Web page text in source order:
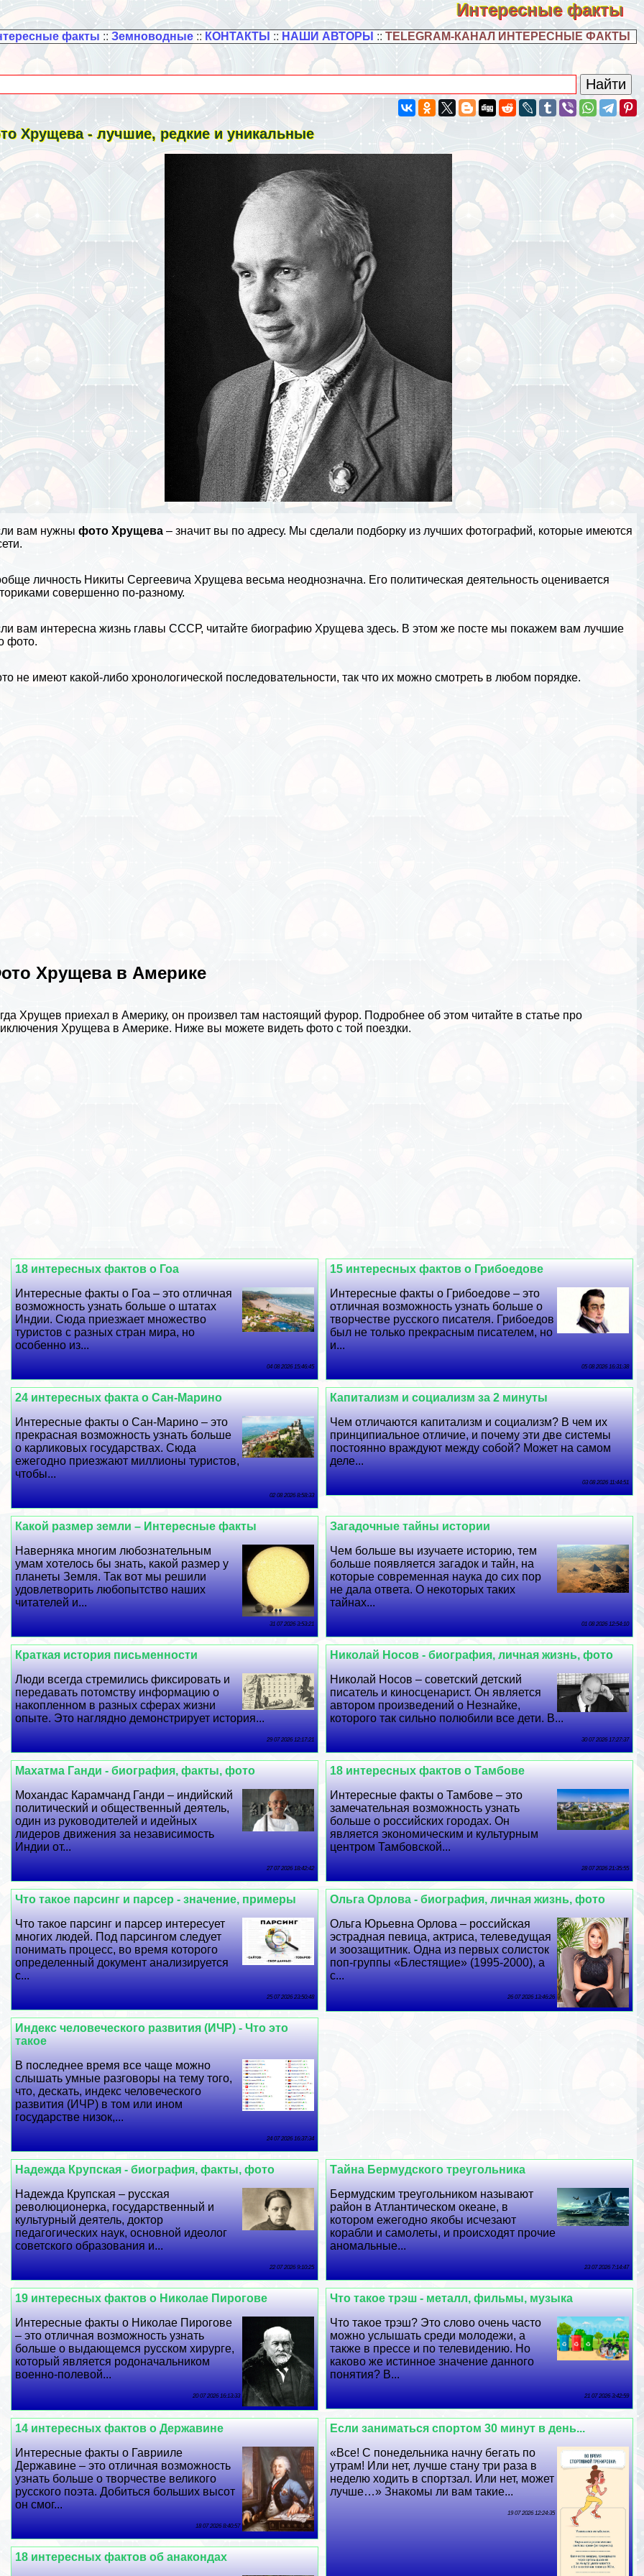
Интересные факты
факты :: Земноводные:: КОНТАКТЫ :: НАШИ АВТОРЫ :: TELEGRAM-КАНАЛ ИНТЕРЕСНЫЕ ФАКТЫ
Хрущева - лучшие, редкие и уникальные
вам нужныфото Хрущева – значит вы по адресу. Мы сделали подборку из лучших фотографий, которые имеются
личность Никиты Сергеевича Хрущева весьма неоднозначна. Его политическая деятельность оценивается
совершенно по-разному.
вам интересна жизнь главы СССР, читайте биографию Хрущева здесь. В этом же посте мы покажем вам лучшие
фото.
не имеют какой-либо хронологической последовательности, так что их можно смотреть в любом порядке.
Хрущева в Америке
Хрущев приехал в Америку, он произвел там настоящий фурор. Подробнее об этом читайте в статье про
Хрущева в Америке. Ниже вы можете видеть фото с той поездки.
15 интересных фактов о Грибоедове
Интересные факты о Грибоедове – это
отличная возможность узнать больше о
творчестве русского писателя. Грибоедов
был не только прекрасным писателем, но
и...
05 08 2026 16:31:38
18 интересных фактов о Гоа
Интересные факты о Гоа – это отличная
возможность узнать больше о штатах
Индии. Сюда приезжает множество
туристов с разных стран мира, но
особенно из...
04 08 2026 15:46:45
Капитализм и социализм за 2 минуты
Чем отличаются капитализм и социализм? В чем их
принципиальное отличие, и почему эти две системы
постоянно враждуют между собой? Может на самом
деле...
03 08 2026 11:44:51
24 интересных факта о Сан-Марино
Интересные факты о Сан-Марино – это
прекрасная возможность узнать больше
о карликовых государствах. Сюда
ежегодно приезжают миллионы туристов,
чтобы...
02 08 2026 8:58:33
Загадочные тайны истории
Чем больше вы изучаете историю, тем
больше появляется загадок и тайн, на
которые современная наука до сих пор
не дала ответа. О некоторых таких
тайнах...
01 08 2026 12:54:10
Какой размер земли – Интересные факты
Наверняка многим любознательным
умам хотелось бы знать, какой размер у
планеты Земля. Так вот мы решили
удовлетворить любопытство наших
читателей и...
31 07 2026 3:53:21
Николай Носов - биография, личная жизнь, фото
Николай Носов – советский детский
писатель и киносценарист. Он является
автором произведений о Незнайке,
которого так сильно полюбили все дети. В...
30 07 2026 17:27:37
Краткая история письменности
Люди всегда стремились фиксировать и
передавать потомству информацию о
накопленном в разных сферах жизни
опыте. Это наглядно демонстрирует история...
29 07 2026 12:17:21
18 интересных фактов о Тамбове
Интересные факты о Тамбове – это
замечательная возможность узнать
больше о российских городах. Он
является экономическим и культурным
центром Тамбовской...
28 07 2026 21:35:55
Махатма Ганди - биография, факты, фото
Мохандас Карамчанд Ганди – индийский
политический и общественный деятель,
один из руководителей и идейных
лидеров движения за независимость
Индии от...
27 07 2026 18:42:42
Ольга Орлова - биография, личная жизнь, фото
Ольга Юрьевна Орлова – российская
эстрадная певица, актриса, телеведущая
и зоозащитник. Одна из первых солисток
поп-группы «Блестящие» (1995-2000), а
с...
26 07 2026 13:46:26
Что такое парсинг и парсер - значение, примеры
Что такое парсинг и парсер интересует
многих людей. Под парсингом следует
понимать процесс, во время которого
определенный документ анализируется
с...
25 07 2026 23:50:48
Индекс человеческого развития (ИЧР) - Что это
такое
В последнее время все чаще можно
слышать умные разговоры на тему того,
что, дескать, индекс человеческого
развития (ИЧР) в том или ином
государстве низок,...
24 07 2026 16:37:34
Тайна Бермудского треугольника
Бермудским треугольником называют
район в Атлантическом океане, в
котором ежегодно якобы исчезают
корабли и самолеты, и происходят прочие
аномальные...
23 07 2026 7:14:47
Надежда Крупская - биография, факты, фото
Надежда Крупская – русская
революционерка, государственный и
культурный деятель, доктор
педагогических наук, основной идеолог
советского образования и...
22 07 2026 9:10:25
Что такое трэш - металл, фильмы, музыка
Что такое трэш? Это слово очень часто
можно услышать среди молодежи, а
также в прессе и по телевидению. Но
каково же истинное значение данного
понятия? В...
21 07 2026 3:42:59
19 интересных фактов о Николае Пирогове
Интересные факты о Николае Пирогове
– это отличная возможность узнать
больше о выдающемся русском хирурге,
который является родоначальником
военно-полевой...
20 07 2026 16:13:33
Если заниматься спортом 30 минут в день...
«Все! С понедельника начну бегать по
утрам! Или нет, лучше стану три раза в
неделю ходить в спортзал. Или нет, может
лучше…» Знакомы ли вам такие...
19 07 2026 12:24:35
14 интересных фактов о Державине
Интересные факты о Гаврииле
Державине – это отличная возможность
узнать больше о творчестве великого
русского поэта. Добиться больших высот
он смог...
18 07 2026 8:40:57
18 интересных фактов об анакондах